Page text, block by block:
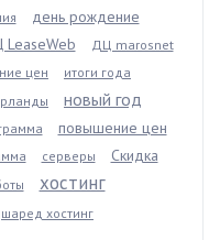
день рождение
ДЦ marosnet
цен
итоги года
новый год
повышение цен
серверы
Скидка
хостинг
шаред хостинг